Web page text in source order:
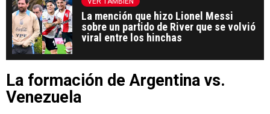
La mención que hizo Lionel Messi
sobre un partido de River que se volvió
viral entre los hinchas
La formación de Argentina vs.
Venezuela